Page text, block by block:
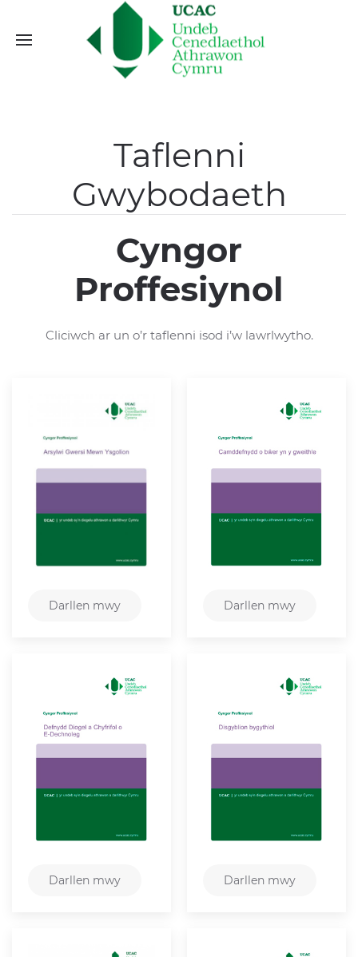
Taflenni
Gwybodaeth
Cyngor
Proffesiynol
Cliciwch ar un o’r taflenni isod i’w lawrlwytho.
Darllen mwy Darllen mwy
Darllen mwy Darllen mwy